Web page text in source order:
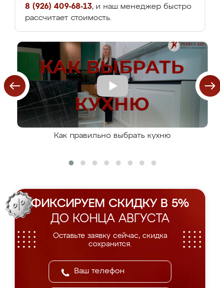
8 (926) 409-68-13, и наш менеджер быстро
рассчитает стоимость.
Как правильно выбрать кухню
ФИКСИРУЕМ СКИДКУ В 5%
ДО КОНЦА АВГУСТА
Оставьте заявку сейчас, скидка
сохранится.